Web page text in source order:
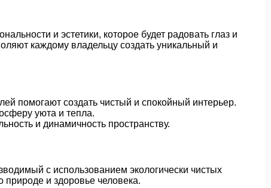
и эстетики, которое будет радовать глаз и
каждому владельцу создать уникальный и
помогают создать чистый и спокойный интерьер.
уюта и тепла.
и динамичность пространству.
с использованием экологически чистых
и здоровье человека.